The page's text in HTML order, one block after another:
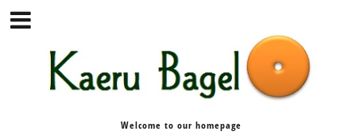
Welcome to our homepage